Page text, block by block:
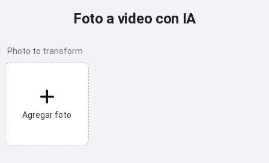
Foto a video con IA
Photo to transform
Agregar foto